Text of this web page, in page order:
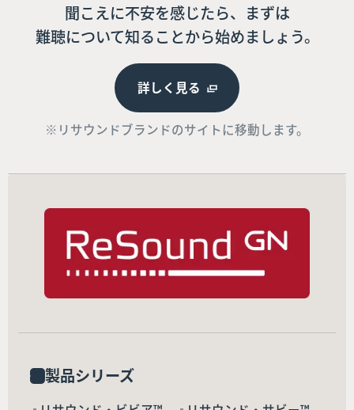
聞こえに不安を感じたら、まずは
難聴について知ることから始めましょう。
詳しく見る
※リサウンドブランドのサイトに移動します。
製品シリーズ